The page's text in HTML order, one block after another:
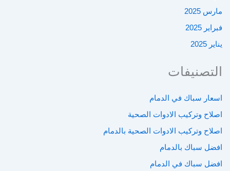
مارس 2025
فبراير 2025
يناير 2025
التصنيفات
اسعار سباك في الدمام
اصلاح وتركيب الادوات الصحية
اصلاح وتركيب الادوات الصحية بالدمام
افضل سباك بالدمام
افضل سباك في الدمام